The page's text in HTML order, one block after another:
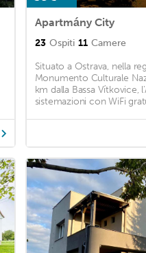
Apartmány City
23 Ospiti 11 Camere
Situato a Ostrava, nella
Monumento Culturale
km dalla Bassa Vítkovice,
sistemazioni con WiFi